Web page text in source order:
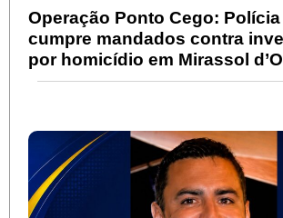
Operação Ponto Cego: Polícia
cumpre mandados contra
por homicídio em Mirassol